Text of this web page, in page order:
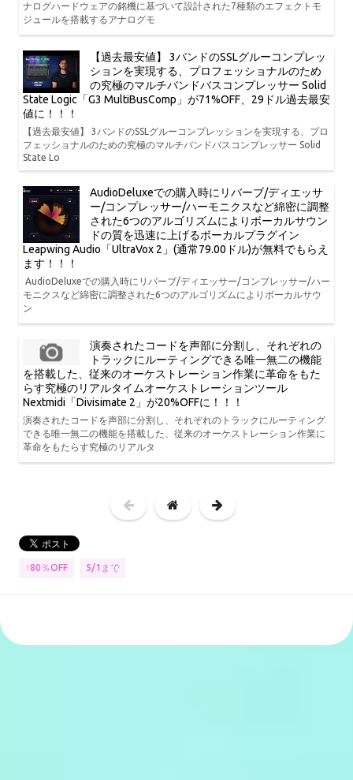
ナログハードウェアの銘機に基づいて設計された7種類のエフェクトモ
ジュールを搭載するアナログモ
【過去最安値】 3バンドのSSLグルーコンプレッ
ションを実現する、プロフェッショナルのため
の究極のマルチバンドバスコンプレッサー Solid
State Logic「G3 MultiBusComp」が71%OFF、29ドル過去最安
値に！！！
【過去最安値】 3バンドのSSLグルーコンプレッションを実現する、プロ
フェッショナルのための究極のマルチバンドバスコンプレッサー Solid
State Lo
AudioDeluxeでの購入時にリバーブ/ディエッサ
ー/コンプレッサー/ハーモニクスなど綿密に調整
された6つのアルゴリズムによりボーカルサウン
ドの質を迅速に上げるボーカルプラグイン
Leapwing Audio「UltraVox 2」(通常79.00ドル)が無料でもらえ
ます！！！
AudioDeluxeでの購入時にリバーブ/ディエッサー/コンプレッサー/ハー
モニクスなど綿密に調整された6つのアルゴリズムによりボーカルサウ
ン
演奏されたコードを声部に分割し、それぞれの
トラックにルーティングできる唯一無二の機能
を搭載した、従来のオーケストレーション作業に革命をもた
らす究極のリアルタイムオーケストレーションツール
Nextmidi「Divisimate 2」が20%OFFに！！！
演奏されたコードを声部に分割し、それぞれのトラックにルーティング
できる唯一無二の機能を搭載した、従来のオーケストレーション作業に
革命をもたらす究極のリアルタ
↑80％OFF 5/1まで